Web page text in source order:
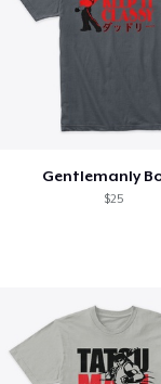
Gentlemanly
$25